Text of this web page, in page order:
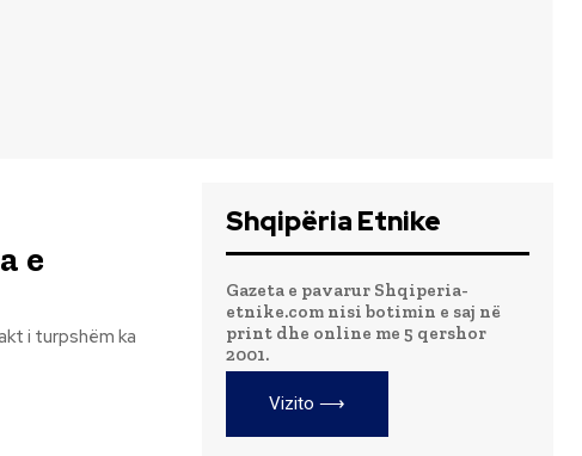
e
i turpshëm ka
Shqipëria Etnike
Gazeta e pavarur Shqiperia-
etnike.com nisi botimin e saj në
print dhe online me 5 qershor
2001.
Vizito ⟶